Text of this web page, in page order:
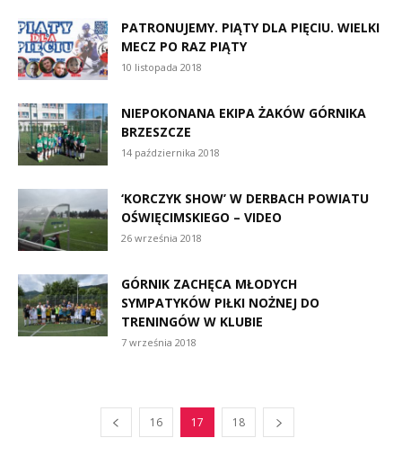
PATRONUJEMY. PIĄTY DLA PIĘCIU. WIELKI
MECZ PO RAZ PIĄTY
10 listopada 2018
NIEPOKONANA EKIPA ŻAKÓW GÓRNIKA
BRZESZCZE
14 października 2018
‘KORCZYK SHOW’ W DERBACH POWIATU
OŚWIĘCIMSKIEGO – VIDEO
26 września 2018
GÓRNIK ZACHĘCA MŁODYCH
SYMPATYKÓW PIŁKI NOŻNEJ DO
TRENINGÓW W KLUBIE
7 września 2018
16 17 18